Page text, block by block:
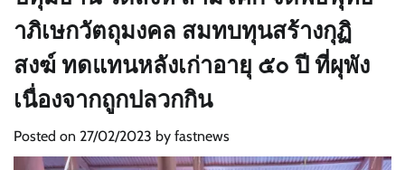
าภิเษกวัตถุมงคล สมทบทุนสร้างกุฏิ
สงฆ์ ทดแทนหลังเก่าอายุ ๕๐ ปี ที่ผุพัง
เนื่องจากถูกปลวกกิน
Posted on 27/02/2023 by fastnews